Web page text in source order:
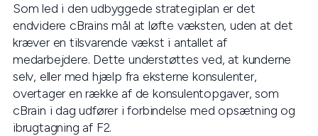
Som led i den udbyggede strategiplan er det
endvidere cBrains mål at løfte væksten, uden at det
kræver en tilsvarende vækst i antallet af
medarbejdere. Dette understøttes ved, at kunderne
selv, eller med hjælp fra eksterne konsulenter,
overtager en række af de konsulentopgaver, som
cBrain i dag udfører i forbindelse med opsætning og
ibrugtagning af F2.